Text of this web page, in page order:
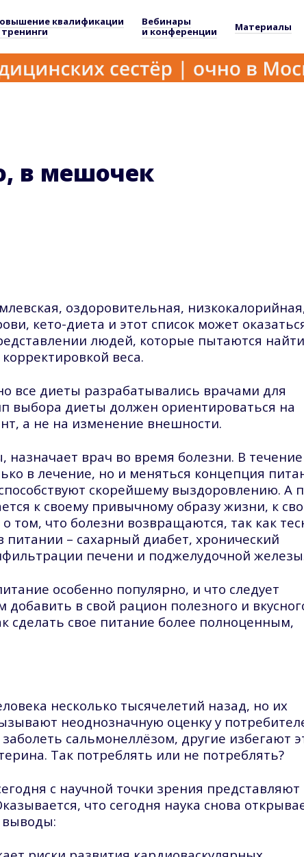
квалификации
Вебинары
и конференции
Материалы
в мешочек
оздоровительная,
кето-диета и этот список может
людей, которые пытаются найти
веса.
все диеты разрабатывались врачами для
выбора диеты должен ориентироваться на
а не на изменение внешности.
врач во время болезни. В течение
в лечение, но и меняться концепция
скорейшему выздоровлению. А
к своему привычному образу жизни, к
что болезни возвращаются, так как
– сахарный диабет, хронический
печени и поджелудочной
особенно популярно, и что следует
в свой рацион полезного и
сделать свое питание более полноценным,
несколько тысячелетий назад, но их
неоднозначную оценку у
сальмонеллёзом, другие избегают
Так потреблять или не потреблять?
с научной точки зрения представляют
что сегодня наука снова
выводы: